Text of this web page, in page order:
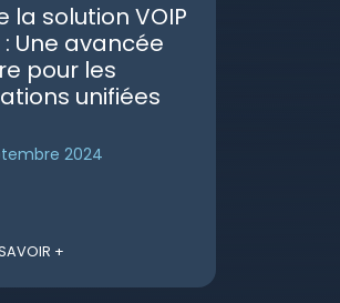
la solution VOIP
: Une avancée
pour les
unifiées
2024
+